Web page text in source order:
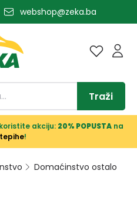
webshop@zeka.ba
Traži
akciju: 20% POPUSTAna
tepihe!
Domaćinstvo ostalo